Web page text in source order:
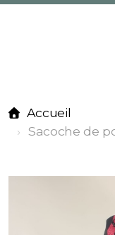
Accueil
Sacoche de